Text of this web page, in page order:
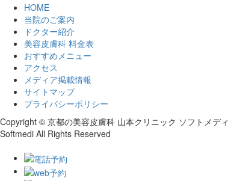
HOME
当院のご案内
ドクター紹介
美容皮膚科 料金表
おすすめメニュー
アクセス
メディア掲載情報
サイトマップ
プライバシーポリシー
Copyright © 京都の美容皮膚科 山本クリニック ソフトメディ
Softmedi All Rights Reserved